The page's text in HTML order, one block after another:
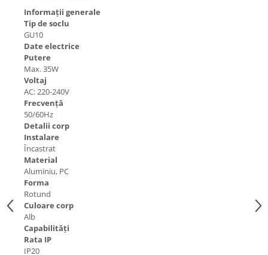
Informații generale
Tip de soclu
GU10
Date electrice
Putere
Max. 35W
Voltaj
AC: 220-240V
Frecvență
50/60Hz
Detalii corp
Instalare
Încastrat
Material
Aluminiu, PC
Forma
Rotund
Culoare corp
Alb
Capabilități
Rata IP
IP20